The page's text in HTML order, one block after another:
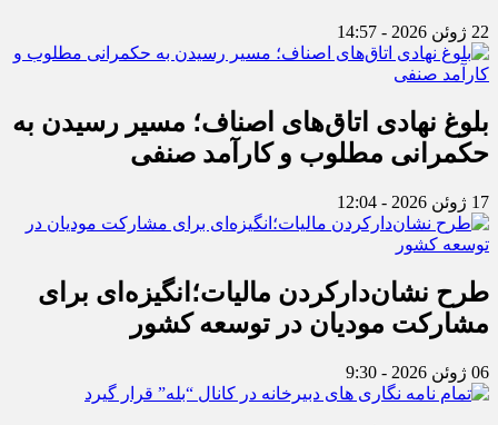
22 ژوئن 2026 - 14:57
بلوغ نهادی اتاق‌های اصناف؛ مسیر رسیدن به
حکمرانی مطلوب و کارآمد صنفی
17 ژوئن 2026 - 12:04
طرح نشان‌دارکردن مالیات؛انگیزه‌ای برای
مشارکت مودیان در توسعه کشور
06 ژوئن 2026 - 9:30